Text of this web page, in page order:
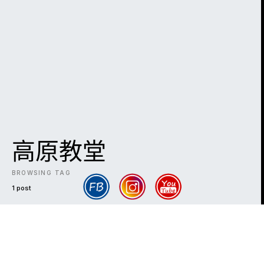
高原教堂
BROWSING TAG
1 post